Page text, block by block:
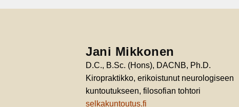
Jani Mikkonen
D.C., B.Sc. (Hons), DACNB, Ph.D.
Kiropraktikko, erikoistunut neurologiseen
kuntoutukseen, filosofian tohtori
selkakuntoutus.fi